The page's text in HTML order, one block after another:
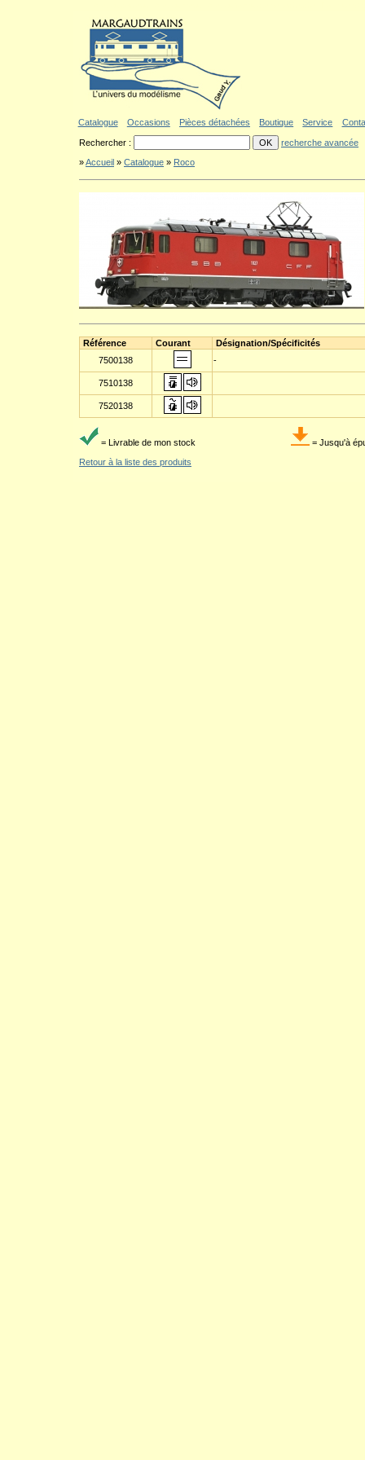
Catalogue Occasions Pièces détachées Boutique Service
Rechercher :
recherche avancée
»Accueil » Catalogue » Roco
Référence Courant
Désignation/Spécificités
7500138
-
7510138
7520138
= Livrable de mon stock = Jusqu'à
Retour à la liste des produits